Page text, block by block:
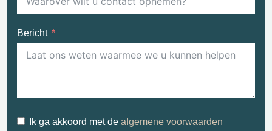
Bericht
Ik ga akkoord met de algemene voorwaarden